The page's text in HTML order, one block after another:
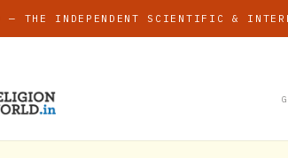
— THE INDEPENDENT SCIENTIFIC &